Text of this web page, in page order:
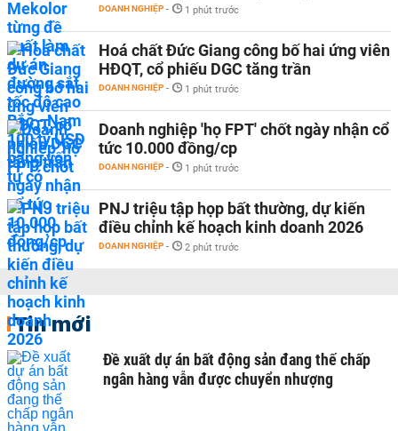
DOANH NGHIỆP - 1 phút trước
Hoá chất Đức Giang công bố hai ứng viên
HĐQT, cổ phiếu DGC tăng trần
DOANH NGHIỆP - 1 phút trước
Doanh nghiệp 'họ FPT' chốt ngày nhận cổ
tức 10.000 đồng/cp
DOANH NGHIỆP - 1 phút trước
PNJ triệu tập họp bất thường, dự kiến
điều chỉnh kế hoạch kinh doanh 2026
DOANH NGHIỆP - 2 phút trước
Tin mới
Đề xuất dự án bất động sản đang thế chấp
ngân hàng vẫn được chuyển nhượng